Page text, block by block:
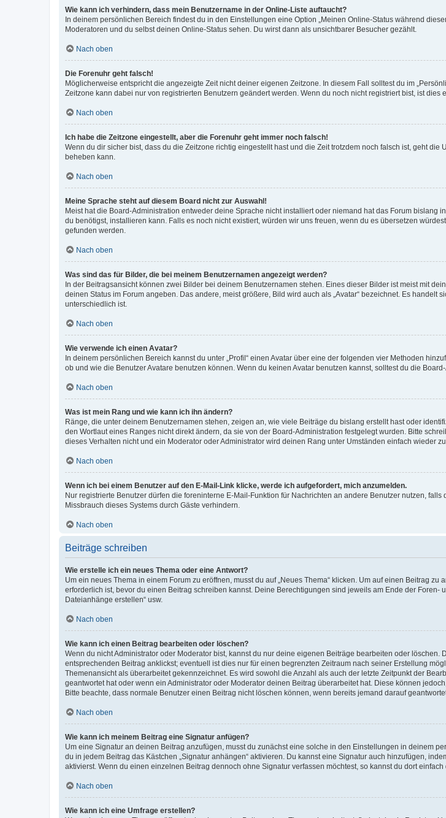
Wie kann ich verhindern, dass mein Benutzername in der Online-Liste auftaucht?
In deinem persönlichen Bereich findest du in den Einstellungen eine Option „Meinen Online-Status während
Moderatoren und du selbst deinen Online-Status sehen. Du wirst dann als unsichtbarer Besucher gezählt.
Nach oben
Die Forenuhr geht falsch!
Möglicherweise entspricht die angezeigte Zeit nicht deiner eigenen Zeitzone. In diesem Fall solltest du im
Zeitzone kann dabei nur von registrierten Benutzern geändert werden. Wenn du noch nicht registriert bist, ist dies
Nach oben
Ich habe die Zeitzone eingestellt, aber die Forenuhr geht immer noch falsch!
Wenn du dir sicher bist, dass du die Zeitzone richtig eingestellt hast und die Zeit trotzdem noch falsch ist, geht
beheben kann.
Nach oben
Meine Sprache steht auf diesem Board nicht zur Auswahl!
Meist hat die Board-Administration entweder deine Sprache nicht installiert oder niemand hat das Forum bislang
du benötigst, installieren kann. Falls es noch nicht existiert, würden wir uns freuen, wenn du es übersetzen
gefunden werden.
Nach oben
Was sind das für Bilder, die bei meinem Benutzernamen angezeigt werden?
In der Beitragsansicht können zwei Bilder bei deinem Benutzernamen stehen. Eines dieser Bilder ist meist mit
deinen Status im Forum angeben. Das andere, meist größere, Bild wird auch als „Avatar“ bezeichnet. Es
unterschiedlich ist.
Nach oben
Wie verwende ich einen Avatar?
In deinem persönlichen Bereich kannst du unter „Profil“ einen Avatar über eine der folgenden vier Methoden
ob und wie die Benutzer Avatare benutzen können. Wenn du keinen Avatar benutzen kannst, solltest du die
Nach oben
Was ist mein Rang und wie kann ich ihn ändern?
Ränge, die unter deinem Benutzernamen stehen, zeigen an, wie viele Beiträge du bislang erstellt hast oder
den Wortlaut eines Ranges nicht direkt ändern, da sie von der Board-Administration festgelegt wurden. Bitte
dieses Verhalten nicht und ein Moderator oder Administrator wird deinen Rang unter Umständen einfach wieder
Nach oben
Wenn ich bei einem Benutzer auf den E-Mail-Link klicke, werde ich aufgefordert, mich anzumelden.
Nur registrierte Benutzer dürfen die foreninterne E-Mail-Funktion für Nachrichten an andere Benutzer nutzen,
Missbrauch dieses Systems durch Gäste verhindern.
Nach oben
Beiträge schreiben
Wie erstelle ich ein neues Thema oder eine Antwort?
Um ein neues Thema in einem Forum zu eröffnen, musst du auf „Neues Thema“ klicken. Um auf einen Beitrag
erforderlich ist, bevor du einen Beitrag schreiben kannst. Deine Berechtigungen sind jeweils am Ende der Foren-
Dateianhänge erstellen“ usw.
Nach oben
Wie kann ich einen Beitrag bearbeiten oder löschen?
Wenn du nicht Administrator oder Moderator bist, kannst du nur deine eigenen Beiträge bearbeiten oder löschen.
entsprechenden Beitrag anklickst; eventuell ist dies nur für einen begrenzten Zeitraum nach seiner Erstellung
Themenansicht als überarbeitet gekennzeichnet. Es wird sowohl die Anzahl als auch der letzte Zeitpunkt der
geantwortet hat oder wenn ein Administrator oder Moderator deinen Beitrag überarbeitet hat. Diese können
Bitte beachte, dass normale Benutzer einen Beitrag nicht löschen können, wenn bereits jemand darauf
Nach oben
Wie kann ich meinem Beitrag eine Signatur anfügen?
Um eine Signatur an deinen Beitrag anzufügen, musst du zunächst eine solche in den Einstellungen in deinem
du in jedem Beitrag das Kästchen „Signatur anhängen“ aktivieren. Du kannst eine Signatur auch hinzufügen,
aktivierst. Wenn du einen einzelnen Beitrag dennoch ohne Signatur verfassen möchtest, so kannst du dort
Nach oben
Wie kann ich eine Umfrage erstellen?